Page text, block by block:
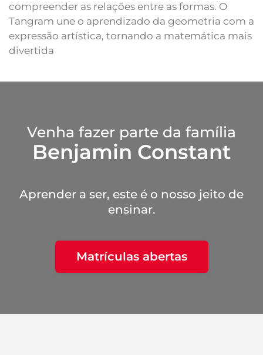
compreender as relações entre as formas. O
Tangram une o aprendizado da geometria com a
expressão artística, tornando a matemática mais
divertida
Venha fazer parte da família
Benjamin Constant
Aprender a ser, este é o nosso jeito de
ensinar.
Matrículas abertas